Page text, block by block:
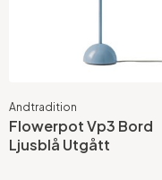
Andtradition
Flowerpot Vp3 Bord
Ljusblå Utgått